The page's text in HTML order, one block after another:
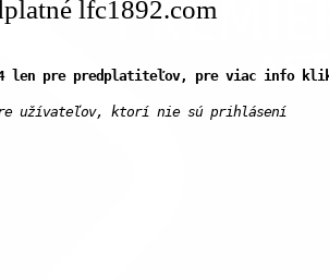
lfc1892.com
len pre predplatiteľov, pre viac info
užívateľov, ktorí nie sú prihlásení